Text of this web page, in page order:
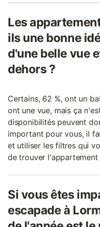
Les
ils une bonne
d'une belle vue
dehors ?
Certains, 62 %, ont un
ont une vue, mais ça
disponibilités peuvent
important pour vous, il
et utiliser les filtres qui
de trouver l'appartement
Si vous êtes
escapade à